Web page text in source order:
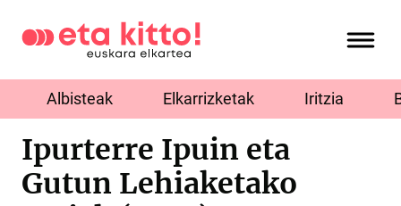
Albisteak Elkarrizketak Iritzia
Ipurterre Ipuin eta
Gutun Lehiaketako